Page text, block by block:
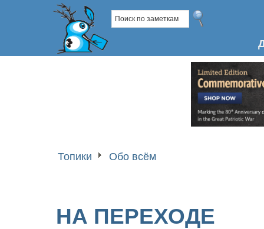
Топики Обо всём
НА ПЕРЕХОДЕ